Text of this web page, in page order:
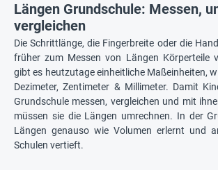
Längen Grundschule: Messen,
vergleichen
Die Schrittlänge, die Fingerbreite oder die
früher zum Messen von Längen Körperteile
gibt es heutzutage einheitliche Maßeinheiten,
Dezimeter, Zentimeter & Millimeter. Damit
Grundschule messen, vergleichen und mit
müssen sie die Längen umrechnen. In der
Längen genauso wie Volumen erlernt und
Schulen vertieft.